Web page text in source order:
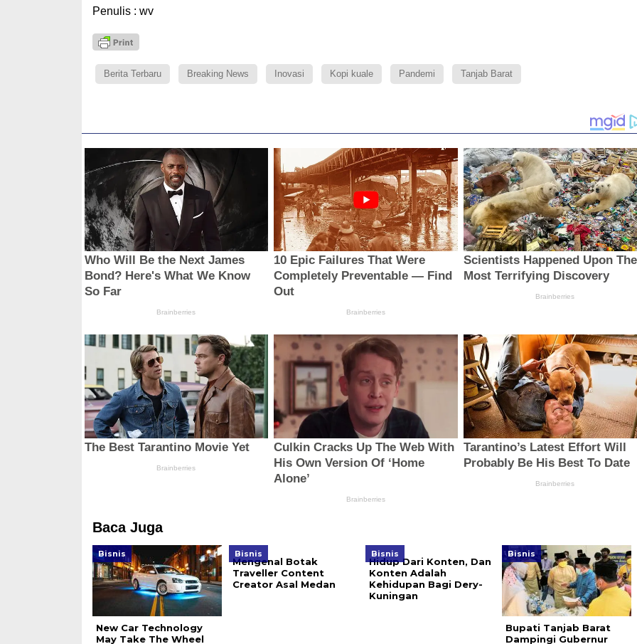
Penulis : wv
Berita Terbaru Breaking News Inovasi Kopi kuale Pandemi Tanjab Barat
Baca Juga
Bisnis
New Car Technology
May Take The Wheel
Bisnis
Mengenal Botak
Traveller Content
Creator Asal Medan
Bisnis
Hidup Dari Konten, Dan
Konten Adalah
Kehidupan Bagi Dery-
Kuningan
Bisnis
Bupati Tanjab Barat
Dampingi Gubernur